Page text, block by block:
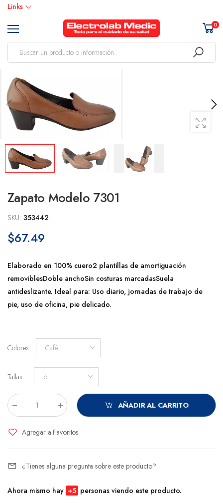
Links
0
Zapato Modelo 7301
SKU: 353442
$67.49
Elaborado en 100% cuero2 plantillas de amortiguación
removiblesDoble anchoSin costuras marcadasSuela
antideslizante. Ideal para: Uso diario, jornadas de trabajo de
pie, uso de oficina, pie delicado.
Colores: Café
Tallas: 6
Cantidad
AÑADIR AL CARRITO
Agregar a Favoritos
¿Tienes alguna pregunta sobre este producto?
Ahora mismo hay +5 personas viendo este producto.